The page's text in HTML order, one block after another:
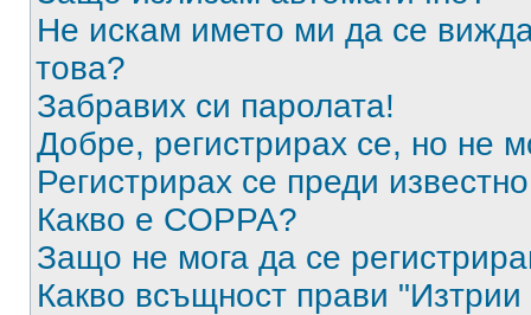
Не искам името ми да се
това?
Забравих си паролата!
Добре, регистрирах се, но не
Регистрирах се преди
Какво е COPPA?
Защо не мога да се
Какво всъщност прави "Изтрии